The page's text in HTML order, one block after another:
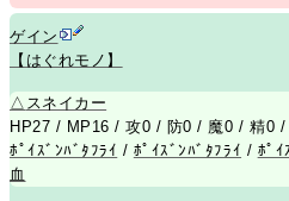
ゲイン
【はぐれモノ】
△ スネイカー
HP27 / MP16 / 攻0 / 防0 / 魔0 / 精0
ﾎﾟｲｽﾞﾝﾊﾞﾀﾌﾗｲ / ﾎﾟｲｽﾞﾝﾊﾞﾀﾌﾗｲ / ﾎﾟｲ
血